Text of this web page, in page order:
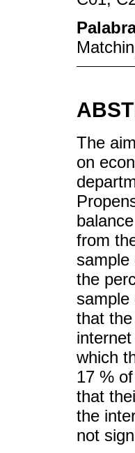
The
on
from
sample
the
that
which
17 %
that
the
not